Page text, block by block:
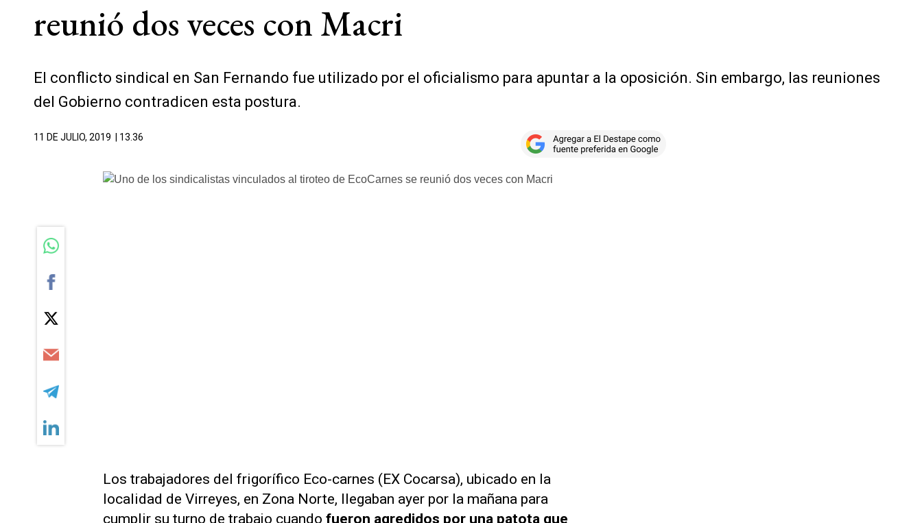
reunió dos veces con Macri
El conflicto sindical en San Fernando fue utilizado por el oficialismo para apuntar a la oposición. Sin embargo, las reuniones
del Gobierno contradicen esta postura.
11 DE JULIO, 2019 | 13.36
Los trabajadores del frigorífico Eco-carnes (EX Cocarsa), ubicado en la
localidad de Virreyes, en Zona Norte, llegaban ayer por la mañana para
cumplir su turno de trabajo cuando fueron agredidos por una patota que